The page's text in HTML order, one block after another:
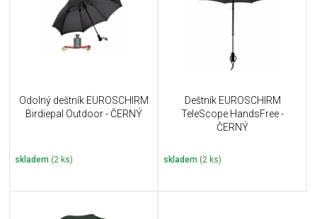
Odolný deštník EUROSCHIRM
Birdiepal Outdoor - ČERNÝ
skladem (2 ks)
Deštník EUROSCHIRM
TeleScope HandsFree -
ČERNÝ
skladem (2 ks)